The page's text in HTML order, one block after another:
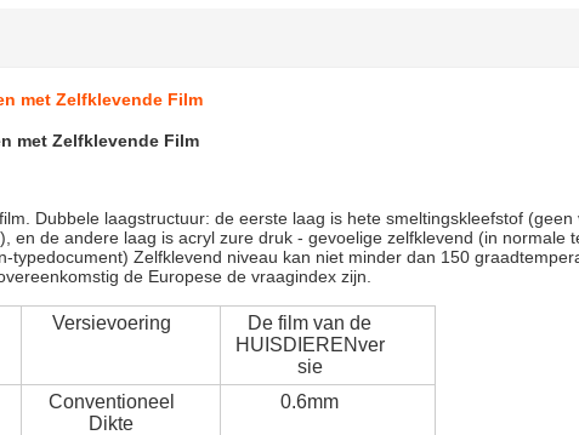
met Zelfklevende Film
met Zelfklevende Film
Dubbele laagstructuur: de eerste laag is hete smeltingskleefstof (geen
en de andere laag is acryl zure druk - gevoelige zelfklevend (in normale
typedocument) Zelfklevend niveau kan niet minder dan 150
de Europese de vraagindex zijn.
Versievoering
De film van de
HUISDIERENver
sie
Conventioneel
Dikte
0.6mm